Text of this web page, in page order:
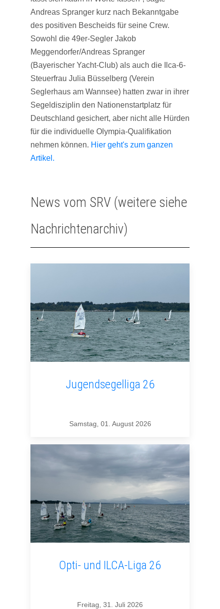
Andreas Spranger kurz nach Bekanntgabe
des positiven Bescheids für seine Crew.
Sowohl die 49er-Segler Jakob
Meggendorfer/Andreas Spranger
(Bayerischer Yacht-Club) als auch die Ilca-6-
Steuerfrau Julia Büsselberg (Verein
Seglerhaus am Wannsee) hatten zwar in ihrer
Segeldisziplin den Nationenstartplatz für
Deutschland gesichert, aber nicht alle Hürden
für die individuelle Olympia-Qualifikation
nehmen können. Hier geht's zum ganzen
Artikel.
News vom SRV (weitere siehe
Nachrichtenarchiv)
Jugendsegelliga 26
Samstag, 01. August 2026
Opti- und ILCA-Liga 26
Freitag, 31. Juli 2026